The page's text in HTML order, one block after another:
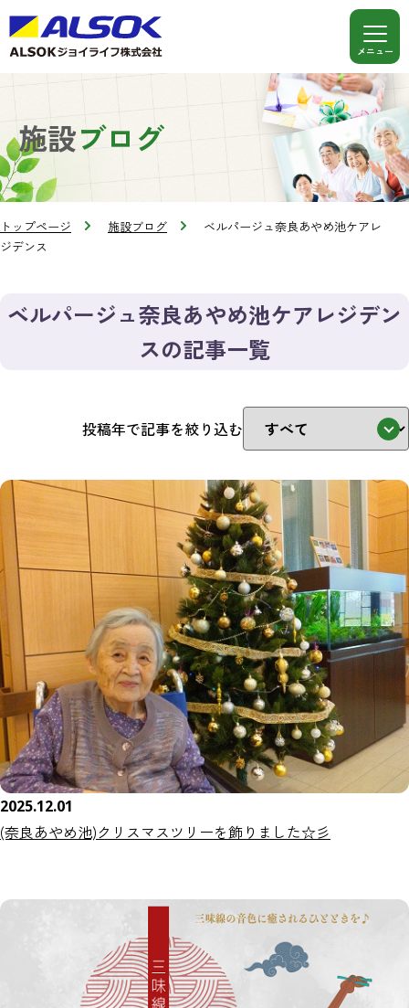
施設ブログ
トップページ 施設ブログ
ベルパージュ奈良あやめ池ケアレ
ジデンス
ベルパージュ奈良あやめ池ケアレジデン
スの記事一覧
投稿年で記事を絞り込む
2025.12.01
(奈良あやめ池)クリスマスツリーを飾りました☆彡